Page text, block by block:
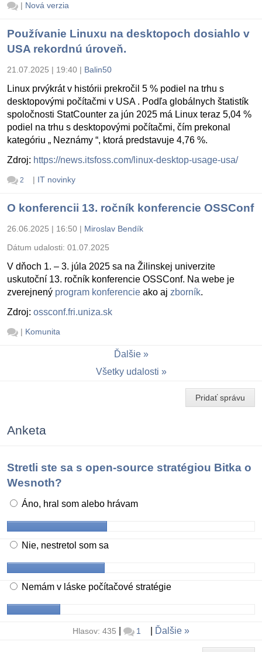
| Nová verzia
Používanie Linuxu na desktopoch dosiahlo v
USA rekordnú úroveň.
21.07.2025 | 19:40 | Balin50
Linux prvýkrát v histórii prekročil 5 % podiel na trhu s
desktopovými počítačmi v USA . Podľa globálnych štatistík
spoločnosti StatCounter za jún 2025 má Linux teraz 5,04 %
podiel na trhu s desktopovými počítačmi, čím prekonal
kategóriu „ Neznámy “, ktorá predstavuje 4,76 %.
Zdroj: https://news.itsfoss.com/linux-desktop-usage-usa/
2 | IT novinky
O konferencii 13. ročník konferencie OSSConf
26.06.2025 | 16:50 | Miroslav Bendík
Dátum udalosti: 01.07.2025
V dňoch 1. – 3. júla 2025 sa na Žilinskej univerzite
uskutoční 13. ročník konferencie OSSConf. Na webe je
zverejnený program konferencie ako aj zborník.
Zdroj: ossconf.fri.uniza.sk
| Komunita
Ďalšie
Všetky udalosti
Pridať správu
Anketa
Stretli ste sa s open-source stratégiou Bitka o
Wesnoth?
Áno, hral som alebo hrávam
Nie, nestretol som sa
Nemám v láske počítačové stratégie
Hlasov: 435 1 Ďalšie